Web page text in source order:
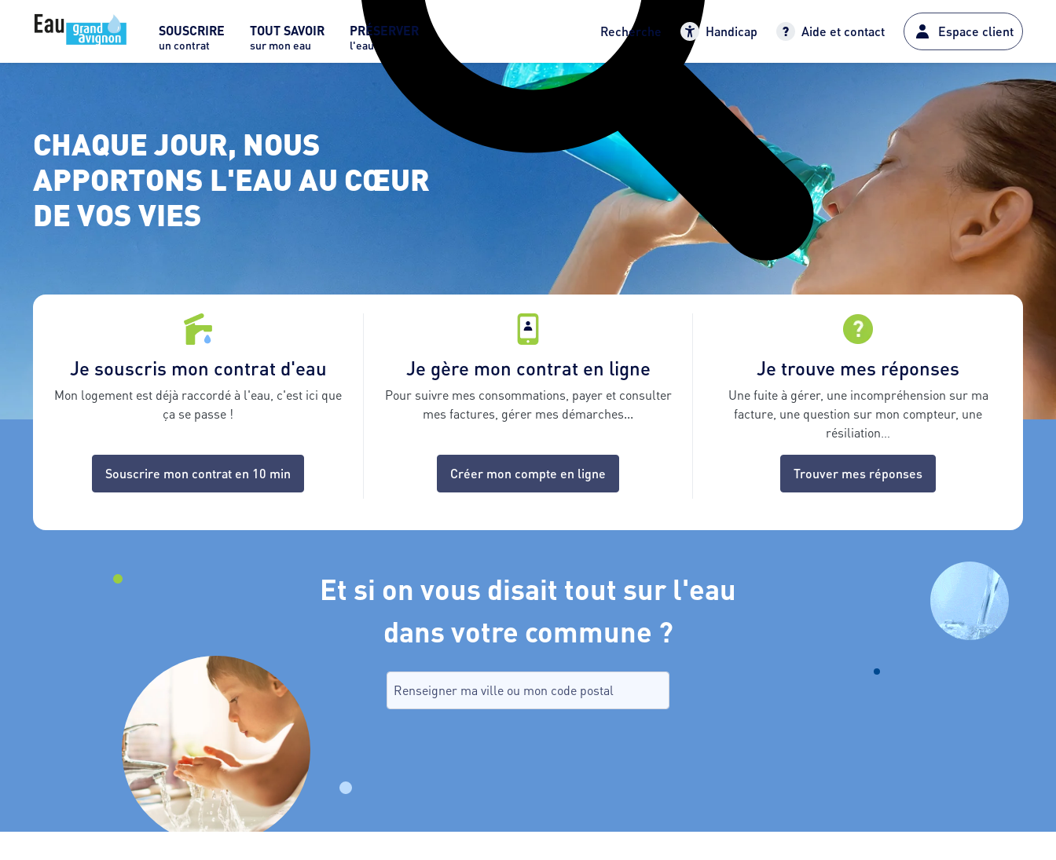
SOUSCRIRE
un contrat
TOUT SAVOIR
sur mon eau
PRÉSERVER
l'eau
Recherche Handicap Aide et contact Espace client
CHAQUE JOUR, NOUS
APPORTONS L'EAU AU CŒUR
DE VOS VIES
Je souscris mon contrat d'eau
Mon logement est déjà raccordé à l'eau, c'est ici que
ça se passe !
Souscrire mon contrat en 10 min
Je gère mon contrat en ligne
Pour suivre mes consommations, payer et consulter
mes factures, gérer mes démarches...
Créer mon compte en ligne
Je trouve mes réponses
Une fuite à gérer, une incompréhension sur ma
facture, une question sur mon compteur, une
résiliation…
Trouver mes réponses
Et si on vous disait tout sur l'eau
dans votre commune ?